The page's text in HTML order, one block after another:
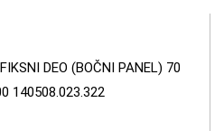
DEO (BOČNI PANEL) 70
140508.023.322